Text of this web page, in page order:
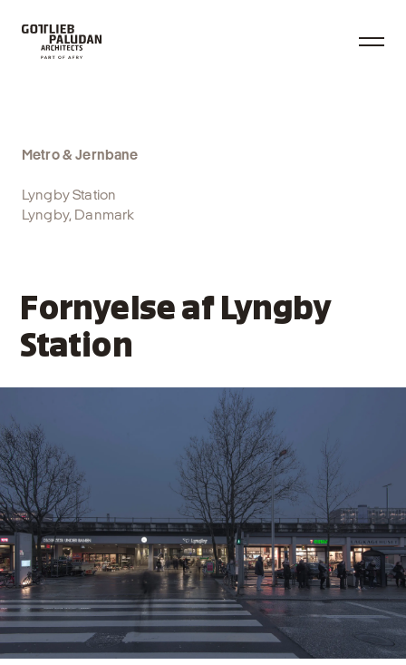
Fornyelse af Lyngby
Station
Metro & Jernbane
Lyngby Station
Lyngby, Danmark